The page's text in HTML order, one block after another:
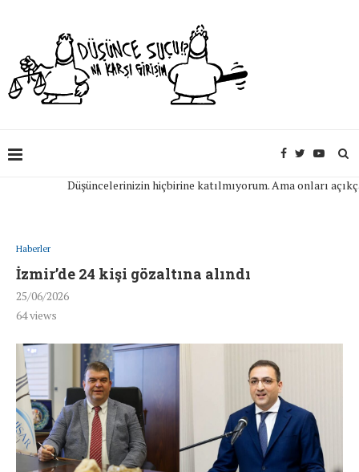
Düşüncelerinizin hiçbirine katılmıyorum. Ama onları açıkça
Haberler
İzmir’de 24 kişi gözaltına alındı
25/06/2026
64views